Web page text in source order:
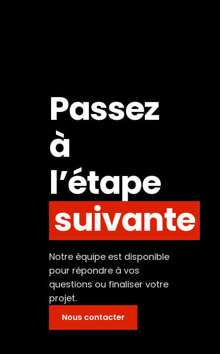
Passez
à
l’étape
suivante
Notre équipe est disponible
pour répondre à vos
questions ou finaliser votre
projet.
Nous contacter